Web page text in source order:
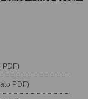
PDF)
PDF)